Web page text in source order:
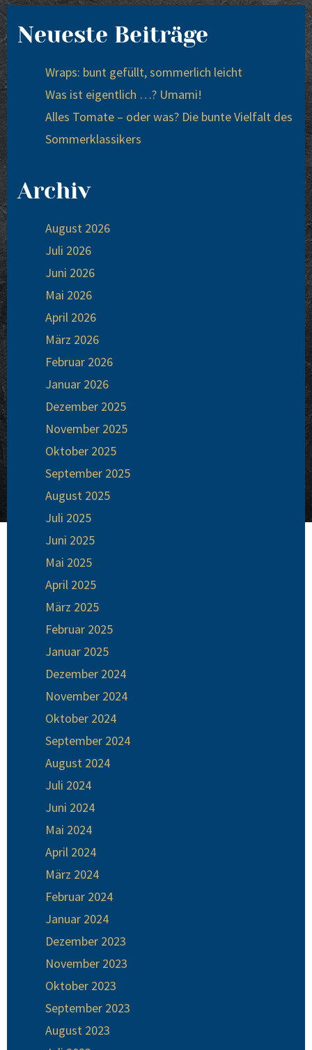
Neueste Beiträge
Wraps: bunt gefüllt, sommerlich leicht
Was ist eigentlich …? Umami!
Alles Tomate – oder was? Die bunte Vielfalt des
Sommerklassikers
Archiv
August 2026
Juli 2026
Juni 2026
Mai 2026
April 2026
März 2026
Februar 2026
Januar 2026
Dezember 2025
November 2025
Oktober 2025
September 2025
August 2025
Juli 2025
Juni 2025
Mai 2025
April 2025
März 2025
Februar 2025
Januar 2025
Dezember 2024
November 2024
Oktober 2024
September 2024
August 2024
Juli 2024
Juni 2024
Mai 2024
April 2024
März 2024
Februar 2024
Januar 2024
Dezember 2023
November 2023
Oktober 2023
September 2023
August 2023